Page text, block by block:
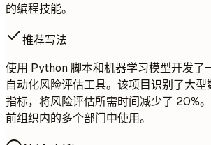
的编程技能。
推荐写法
使用 Python 脚本和机器学习模型开发了
自动化风险评估工具。该项目识别了大
指标，将风险评估所需时间减少了 20%
前组织内的多个部门中使用。